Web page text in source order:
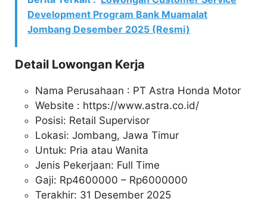
Development Program Bank Muamalat
Jombang Desember 2025 (Resmi)
Detail Lowongan Kerja
Nama Perusahaan : PT Astra Honda Motor
Website : https://www.astra.co.id/
Posisi: Retail Supervisor
Lokasi: Jombang, Jawa Timur
Untuk: Pria atau Wanita
Jenis Pekerjaan: Full Time
Gaji: Rp4600000 – Rp6000000
Terakhir: 31 Desember 2025